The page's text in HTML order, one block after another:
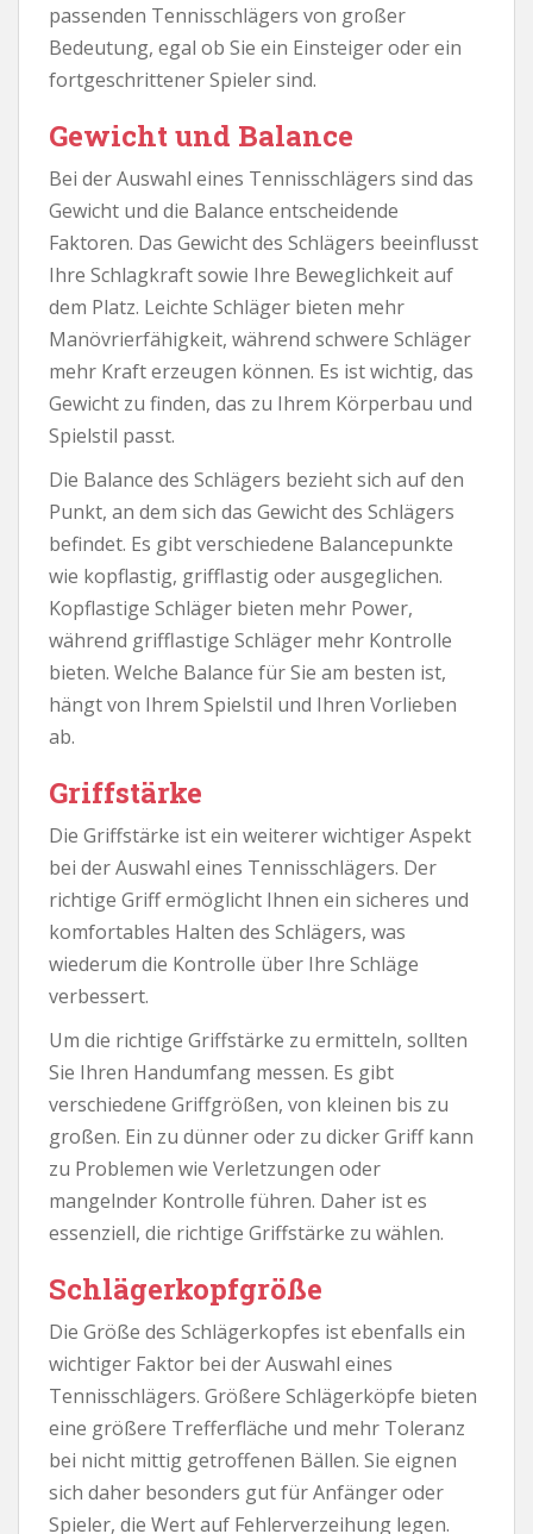
passenden Tennisschlägers von großer
Bedeutung, egal ob Sie ein Einsteiger oder ein
fortgeschrittener Spieler sind.
Gewicht und Balance
Bei der Auswahl eines Tennisschlägers sind das
Gewicht und die Balance entscheidende
Faktoren. Das Gewicht des Schlägers beeinflusst
Ihre Schlagkraft sowie Ihre Beweglichkeit auf
dem Platz. Leichte Schläger bieten mehr
Manövrierfähigkeit, während schwere Schläger
mehr Kraft erzeugen können. Es ist wichtig, das
Gewicht zu finden, das zu Ihrem Körperbau und
Spielstil passt.
Die Balance des Schlägers bezieht sich auf den
Punkt, an dem sich das Gewicht des Schlägers
befindet. Es gibt verschiedene Balancepunkte
wie kopflastig, grifflastig oder ausgeglichen.
Kopflastige Schläger bieten mehr Power,
während grifflastige Schläger mehr Kontrolle
bieten. Welche Balance für Sie am besten ist,
hängt von Ihrem Spielstil und Ihren Vorlieben
ab.
Griffstärke
Die Griffstärke ist ein weiterer wichtiger Aspekt
bei der Auswahl eines Tennisschlägers. Der
richtige Griff ermöglicht Ihnen ein sicheres und
komfortables Halten des Schlägers, was
wiederum die Kontrolle über Ihre Schläge
verbessert.
Um die richtige Griffstärke zu ermitteln, sollten
Sie Ihren Handumfang messen. Es gibt
verschiedene Griffgrößen, von kleinen bis zu
großen. Ein zu dünner oder zu dicker Griff kann
zu Problemen wie Verletzungen oder
mangelnder Kontrolle führen. Daher ist es
essenziell, die richtige Griffstärke zu wählen.
Schlägerkopfgröße
Die Größe des Schlägerkopfes ist ebenfalls ein
wichtiger Faktor bei der Auswahl eines
Tennisschlägers. Größere Schlägerköpfe bieten
eine größere Trefferfläche und mehr Toleranz
bei nicht mittig getroffenen Bällen. Sie eignen
sich daher besonders gut für Anfänger oder
Spieler, die Wert auf Fehlerverzeihung legen.